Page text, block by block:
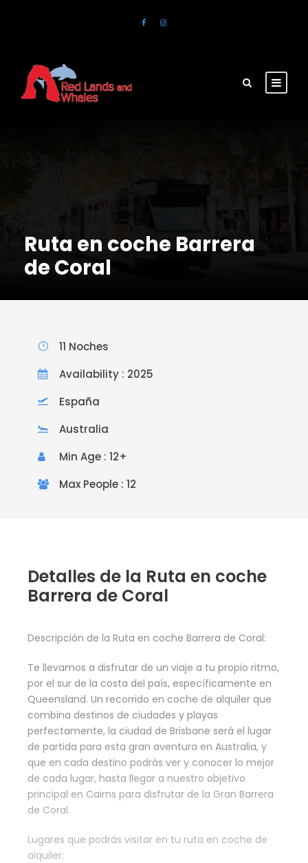
Ruta en coche Barrera
de Coral
11 Noches
Availability : 2025
España
Australia
Min Age : 12+
Max People : 12
Detalles de la Ruta en coche
Barrera de Coral
Descripción de la Ruta en coche Barrera de Coral:
Te llevamos a disfrutar de un viaje a tu propio ritmo,
por el sur de la costa del país, específicamente en
Queensland. Un recorrido en coche de alquiler que
combina destinos de ciudades y playas
perfectamente, la ciudad de Brisbane será el lugar
de partida para esta gran aventura en Australia, y
que en cada destino podrás ver y conocer lo mejor
de cada lugar, hasta llegar a nuestro objetivo
principal en Cairns para disfrutar de la Gran Barrera
de Coral.
Lugares que podrás visitar en tu ruta en coche de
alquiler: